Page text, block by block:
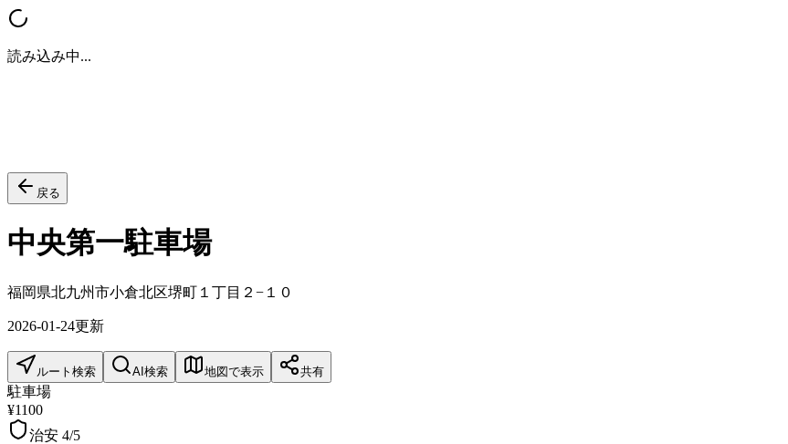
読み込み中...
戻る
中央第一駐車場
福岡県北九州市小倉北区堺町１丁目２−１０
2026-01-24更新
ルート検索 AI検索 地図で表示 共有
駐車場
¥1100
治安 4/5